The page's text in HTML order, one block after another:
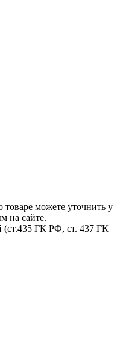
товаре можете уточнить у
на сайте.
(ст.435 ГК РФ, cт. 437 ГК